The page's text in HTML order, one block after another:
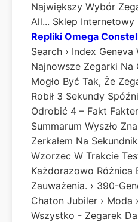
Największy Wybór
All... Sklep
Repliki Omega
Search › Index
Najnowsze Zegarki
Mogło Być Tak, Że
Robił 3 Sekundy
Odrobić 4 – Fakt
Summarum Wyszło
Zerkałem Na
Wzorzec W Trakcie
Każdorazowo Różnica
Zauważenia. › 390-
Chaton Jubiler › Moda
Wszystko - Zegarek